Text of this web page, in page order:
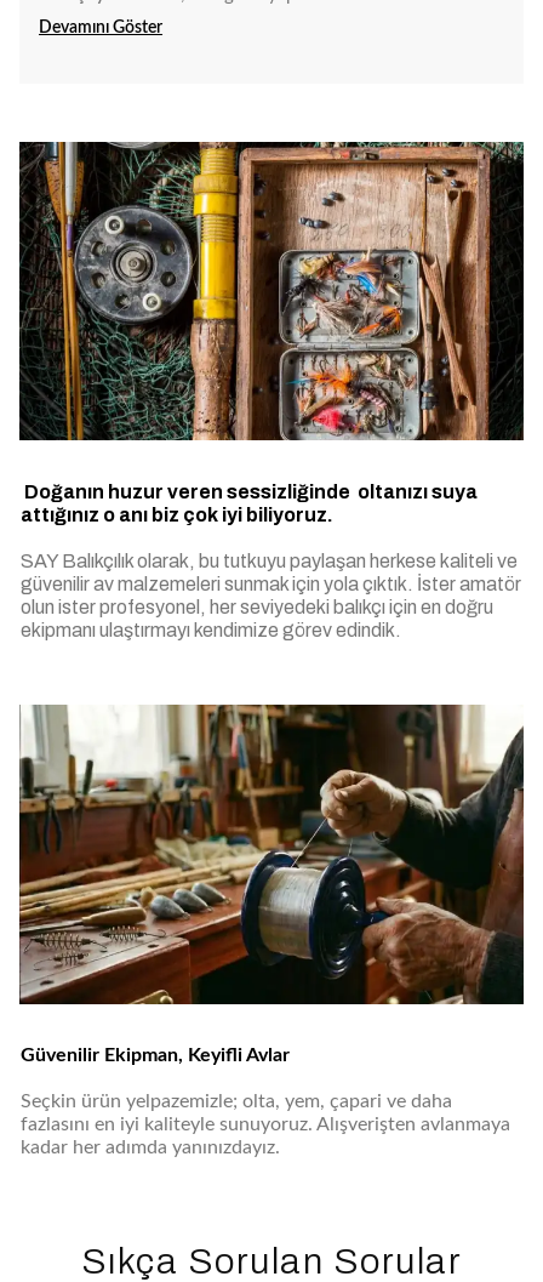
Devamını Göster
Doğanın huzur veren sessizliğinde oltanızı suya
attığınız o anı biz çok iyi biliyoruz.
SAY Balıkçılık olarak, bu tutkuyu paylaşan herkese kaliteli ve
güvenilir av malzemeleri sunmak için yola çıktık. İster amatör
olun ister profesyonel, her seviyedeki balıkçı için en doğru
ekipmanı ulaştırmayı kendimize görev edindik.
Güvenilir Ekipman, Keyifli Avlar
Seçkin ürün yelpazemizle; olta, yem, çapari ve daha
fazlasını en iyi kaliteyle sunuyoruz. Alışverişten avlanmaya
kadar her adımda yanınızdayız.
Sıkça Sorulan Sorular